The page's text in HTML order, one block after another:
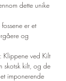
dette unike
er et
og
: Klippene ved Kilt
skotsk kilt, og de
imponerende